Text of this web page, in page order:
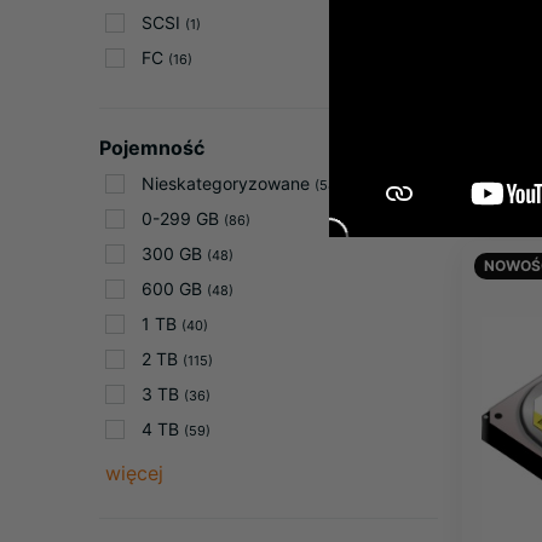
SCSI (1)
FC (16)
Pojemność
Nieskategoryzowane (58)
0-299 GB (86)
300 GB (48)
600 GB (48)
1 TB (40)
2 TB (115)
3 TB (36)
4 TB (59)
więcej